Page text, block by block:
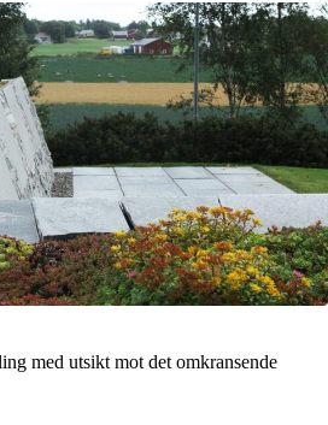
med utsikt mot det omkransende